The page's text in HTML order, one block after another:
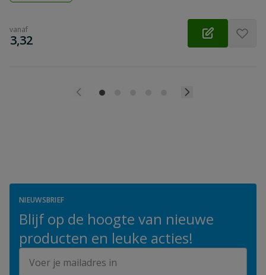
vanaf
€
3,32
NIEUWSBRIEF
Blijf op de hoogte van nieuwe
producten en leuke acties!